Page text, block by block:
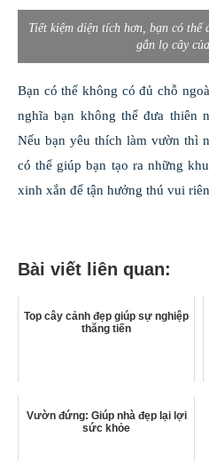
Tiết kiệm diện tích hơn, bạn có thể
gắn lọ cây
Bạn có thể không có đủ chỗ
nghĩa bạn không thể đưa thiên
Nếu bạn yêu thích làm vườn thì
có thể giúp bạn tạo ra những
xinh xắn để tận hưởng thú vui
Bài viết liên quan:
Top cây cảnh đẹp giúp sự nghiệp
thăng tiến
Vườn đứng: Giúp nhà đẹp lại lợi
sức khỏe